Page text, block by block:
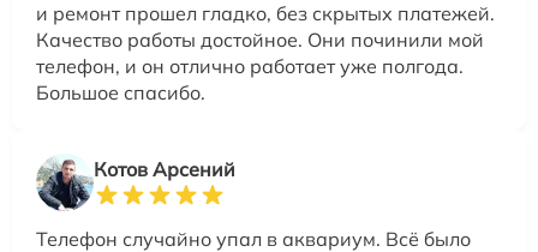
и ремонт прошел гладко, без скрытых платежей.
Качество работы достойное. Они починили мой
телефон, и он отлично работает уже полгода.
Большое спасибо.
Котов Арсений
Телефон случайно упал в аквариум. Всё было